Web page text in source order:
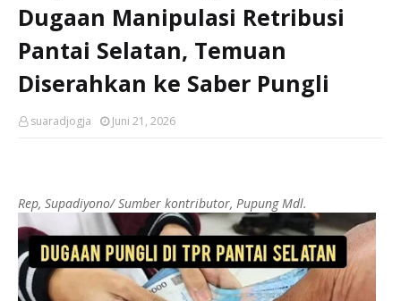
Dugaan Manipulasi Retribusi
Pantai Selatan, Temuan
Diserahkan ke Saber Pungli
suaradjogja Juni 21, 2026
Rep, Supadiyono/ Sumber kontributor, Pupung Mdl.